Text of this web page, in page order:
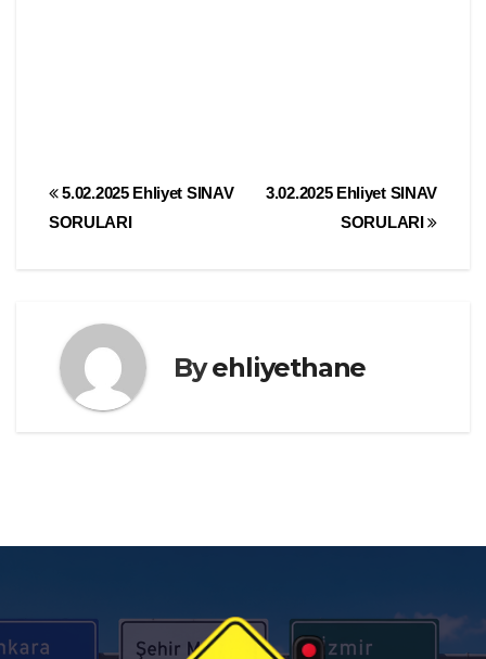
Yazı
3.02.2025 Ehliyet SINAV
SORULARI
5.02.2025 Ehliyet SINAV
SORULARI
Byehliyethane